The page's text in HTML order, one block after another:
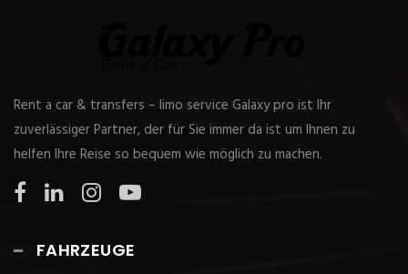
Rent a car & transfers – limo service Galaxy pro ist Ihr
zuverlässiger Partner, der für Sie immer da ist um Ihnen zu
helfen Ihre Reise so bequem wie möglich zu machen.
FAHRZEUGE